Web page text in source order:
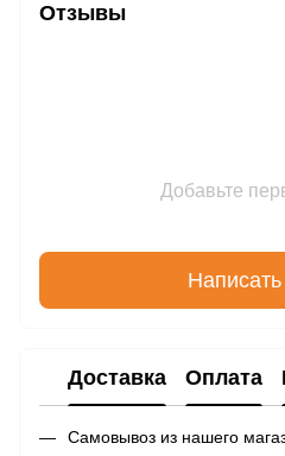
Отзывы
Добавьте
Доставка Оплата
Самовывоз из нашего